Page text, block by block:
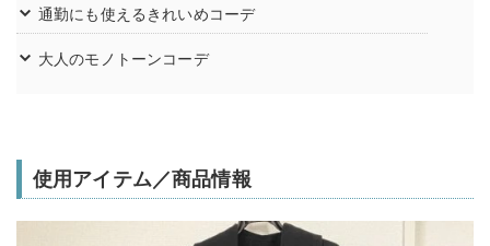
通勤にも使えるきれいめコーデ
大人のモノトーンコーデ
使用アイテム／商品情報